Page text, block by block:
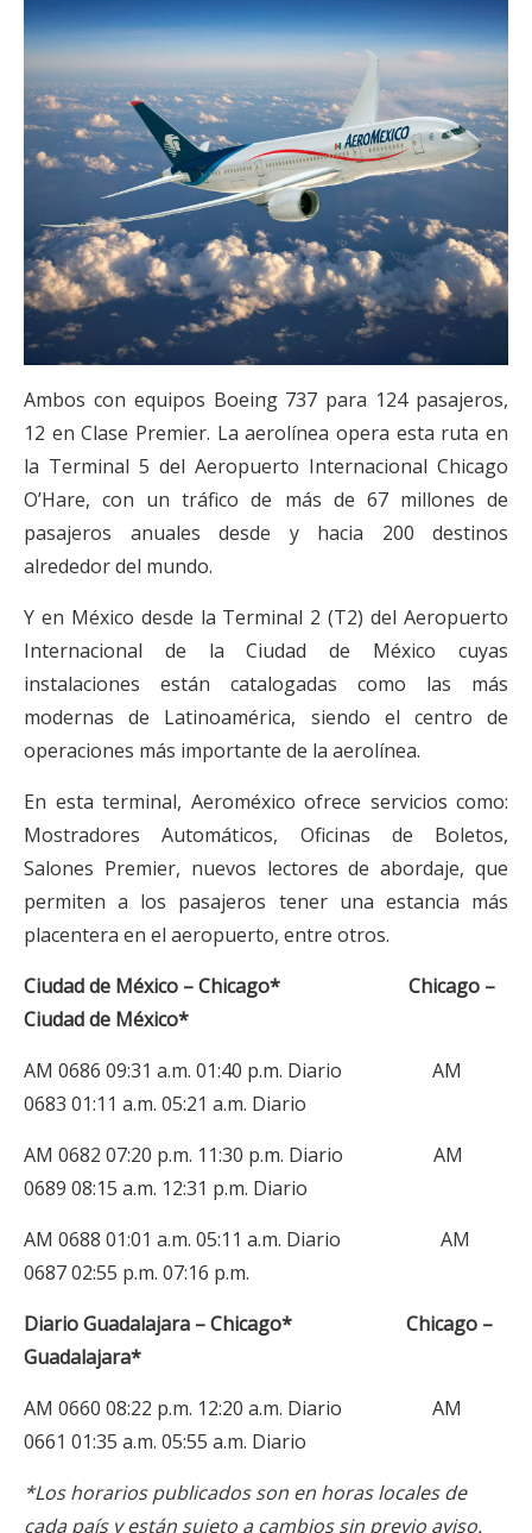
Ambos con equipos Boeing 737 para 124 pasajeros,
12 en Clase Premier. La aerolínea opera esta ruta en
la Terminal 5 del Aeropuerto Internacional Chicago
O’Hare, con un tráfico de más de 67 millones de
pasajeros anuales desde y hacia 200 destinos
alrededor del mundo.
Y en México desde la Terminal 2 (T2) del Aeropuerto
Internacional de la Ciudad de México cuyas
instalaciones están catalogadas como las más
modernas de Latinoamérica, siendo el centro de
operaciones más importante de la aerolínea.
En esta terminal, Aeroméxico ofrece servicios como:
Mostradores Automáticos, Oficinas de Boletos,
Salones Premier, nuevos lectores de abordaje, que
permiten a los pasajeros tener una estancia más
placentera en el aeropuerto, entre otros.
Ciudad de México – Chicago* Chicago –
Ciudad de México*
AM 0686 09:31 a.m. 01:40 p.m. Diario AM
0683 01:11 a.m. 05:21 a.m. Diario
AM 0682 07:20 p.m. 11:30 p.m. Diario AM
0689 08:15 a.m. 12:31 p.m. Diario
AM 0688 01:01 a.m. 05:11 a.m. Diario AM
0687 02:55 p.m. 07:16 p.m.
Diario Guadalajara – Chicago* Chicago –
Guadalajara*
AM 0660 08:22 p.m. 12:20 a.m. Diario AM
0661 01:35 a.m. 05:55 a.m. Diario
*Los horarios publicados son en horas locales de
cada país y están sujeto a cambios sin previo aviso.